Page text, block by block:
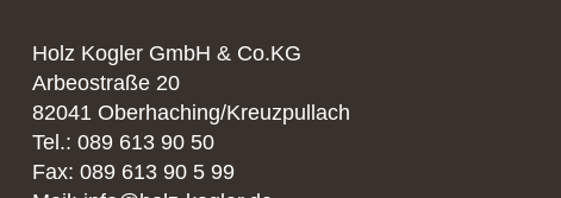
Holz Kogler GmbH & Co.KG
Arbeostraße 20
82041 Oberhaching/Kreuzpullach
Tel.: 089 613 90 50
Fax: 089 613 90 5 99